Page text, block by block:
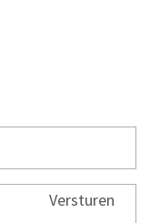
Versturen